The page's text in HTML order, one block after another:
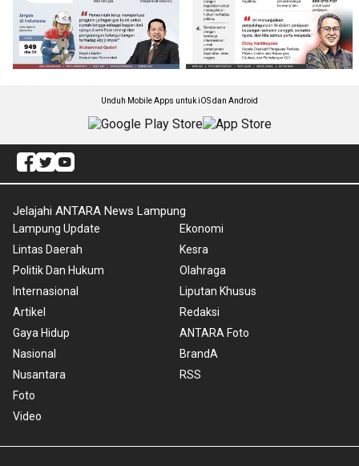
Unduh Mobile Apps untuk iOS dan Android
Jelajahi ANTARA News Lampung
Lampung Update
Lintas Daerah
Politik Dan Hukum
Internasional
Artikel
Gaya Hidup
Nasional
Nusantara
Foto
Video
Ekonomi
Kesra
Olahraga
Liputan Khusus
Redaksi
ANTARA Foto
BrandA
RSS